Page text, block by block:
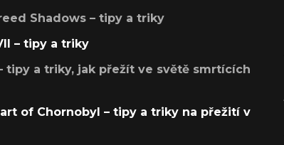
Shadows – tipy a triky
– tipy a triky
tipy a triky, jak přežít ve světě smrtících
of Chornobyl – tipy a triky na přežití v